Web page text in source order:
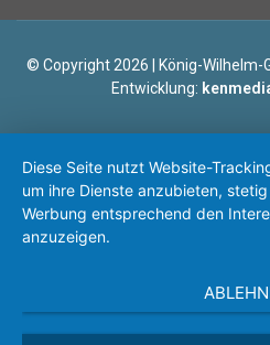
© Copyright 2026 | König-Wilhelm-
Entwicklung:
Diese Seite nutzt Website-
um ihre Dienste anzubieten,
Werbung entsprechend den
anzuzeigen.